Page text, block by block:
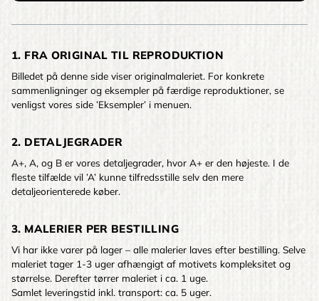
1. FRA ORIGINAL TIL REPRODUKTION
Billedet på denne side viser originalmaleriet. For konkrete
sammenligninger og eksempler på færdige reproduktioner, se
venligst vores side ’Eksempler’ i menuen.
2. DETALJEGRADER
A+, A, og B er vores detaljegrader, hvor A+ er den højeste. I de
fleste tilfælde vil ’A’ kunne tilfredsstille selv den mere
detaljeorienterede køber.
3. MALERIER PER BESTILLING
Vi har ikke varer på lager – alle malerier laves efter bestilling. Selve
maleriet tager 1-3 uger afhængigt af motivets kompleksitet og
størrelse. Derefter tørrer maleriet i ca. 1 uge.
Samlet leveringstid inkl. transport: ca. 5 uger.